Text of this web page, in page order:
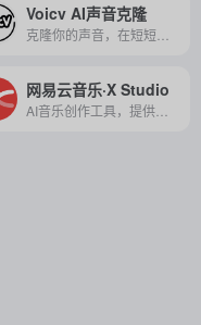
Voicv AI声音克隆
网易云音乐·X Studio